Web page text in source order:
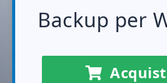
Backup per